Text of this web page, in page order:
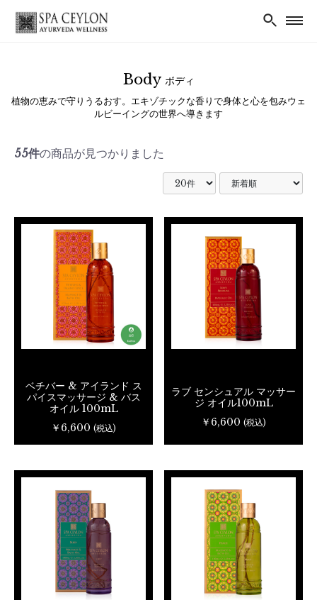
Body ボディ
植物の恵みで守りうるおす。エキゾチックな香りで身体と心を包みウェ
ルビーイングの世界へ導きます
55件の商品が見つかりました
ベチバー & アイランド ス
パイスマッサージ & バス
オイル 100mL
￥6,600 (税込)
ラブ センシュアル マッサー
ジ オイル100mL
￥6,600 (税込)